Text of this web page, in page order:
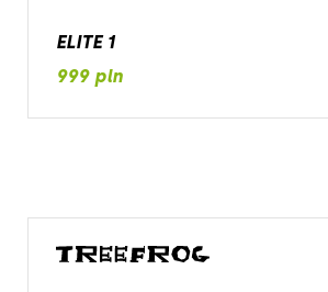
ELITE 1
999 pln